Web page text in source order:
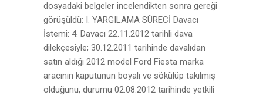
dosyadaki belgeler incelendikten sonra gereği
görüşüldü: I. YARGILAMA SÜRECİ Davacı
İstemi: 4. Davacı 22.11.2012 tarihli dava
dilekçesiyle; 30.12.2011 tarihinde davalıdan
satın aldığı 2012 model Ford Fiesta marka
aracının kaputunun boyalı ve sökülüp takılmış
olduğunu, durumu 02.08.2012 tarihinde yetkili